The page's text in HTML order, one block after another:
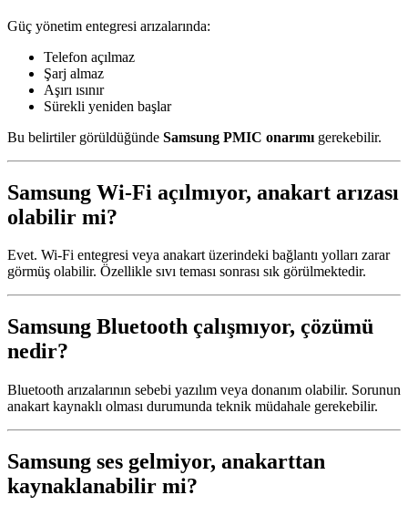
Güç yönetim entegresi arızalarında:
Telefon açılmaz
Şarj almaz
Aşırı ısınır
Sürekli yeniden başlar
Bu belirtiler görüldüğünde Samsung PMIC onarımı gerekebilir.
Samsung Wi-Fi açılmıyor, anakart arızası
olabilir mi?
Evet. Wi-Fi entegresi veya anakart üzerindeki bağlantı yolları zarar
görmüş olabilir. Özellikle sıvı teması sonrası sık görülmektedir.
Samsung Bluetooth çalışmıyor, çözümü
nedir?
Bluetooth arızalarının sebebi yazılım veya donanım olabilir. Sorunun
anakart kaynaklı olması durumunda teknik müdahale gerekebilir.
Samsung ses gelmiyor, anakarttan
kaynaklanabilir mi?